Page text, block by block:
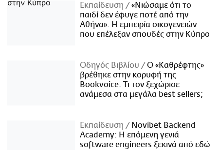
Εκπαίδευση
«Νιώσαμε ότι το
παιδί δεν έφυγε ποτέ από την
Αθήνα»: Η εμπειρία οικογενειών
που επέλεξαν σπουδές στην Κύπρο
Οδηγός Βιβλίου
Ο «Καθρέφτης»
βρέθηκε στην κορυφή της
Bookvoice. Τι τον ξεχώρισε
ανάμεσα στα μεγάλα best sellers;
Εκπαίδευση
Novibet Backend
Academy: Η επόμενη γενιά
software engineers ξεκινά από εδώ